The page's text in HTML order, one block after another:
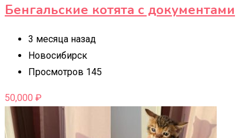
Бенгальские котята с документами
3 месяца назад
Новосибирск
Просмотров 145
50,000 ₽